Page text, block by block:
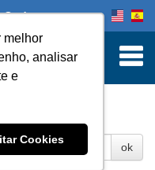
melhor
analisar
e
Cookies
Onde comprar
ok